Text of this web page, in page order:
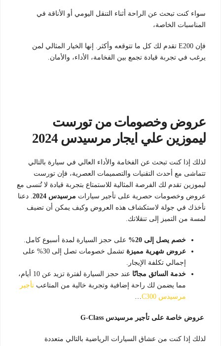
سواء كنت تبحث عن الراحة أثناء التنقل اليومي أو الأناقة في
المناسبات الخاصة،
فإن E200 تقدم لك كل ما تتوقعه وأكثر. إنها الخيار المثالي لمن
يرغب في تجربة قيادة تجمع بين الفخامة، الأداء، والأمان.
عروض وخصومات من تورست
ليموزين علي ايجار مرسيدس 2024
لذلك إذا كنت تبحث عن الفخامة والأداء العالي في سيارة بالتالي
تتماشى مع أحدث التقنيات والتصميمات العصرية، فإن تورست
ليموزين تقدم لك الفرصة المثالية للاستمتاع بتجربة قيادة لا تُنسى مع
عروض وخصومات حصرية على تأجير سيارات مرسيدس 2024
. دعنا
نأخذك في جولة لاستكشاف هذه العروض وكيف يمكن أن تضيف
لمسة من التميز إلى تنقلاتك.
خصم يصل إلى 20%
على حجز السيارة لمدة أسبوع كامل.
عروض شهرية مميزة
تشمل خصومات تصل إلى 30% على
إجمالي تكلفة الإيجار.
خدمة السائق مجانًا
عند حجز السيارة لفترة تزيد عن 10 أيام،
مما يضمن لك راحة إضافية وتجربة خالية من المتاعب تأجير
مرسيدس C300
…
عروض خاصة على تأجير مرسيدس G-Class
لذلك إذا كنت من عشاق السيارات الرياضية بالتالي متعددة